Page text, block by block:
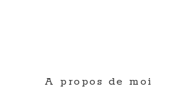
A propos de moi